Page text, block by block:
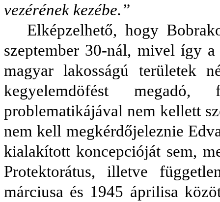
vezérének kezébe.”
Elképzelhető, hogy
szeptember 30-nál, mivel így
magyar lakosságú területek
kegyelemdöfést megadó,
problematikájával nem kellett
nem kell megkérdőjeleznie
kialakított koncepcióját sem,
Protektorátus, illetve
márciusa és 1945 áprilisa